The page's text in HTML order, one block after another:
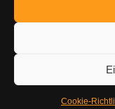
Cookie-